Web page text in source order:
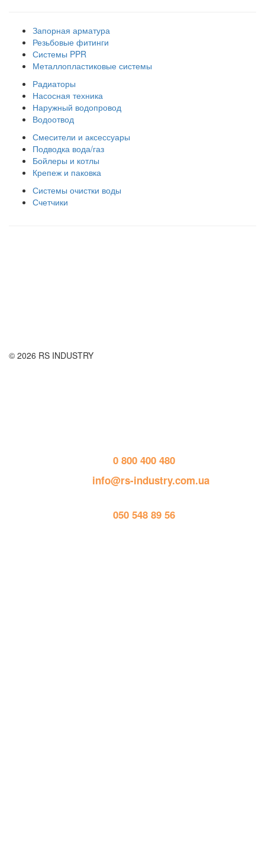
Запорная арматура
Резьбовые фитинги
Системы PPR
Металлопластиковые системы
Радиаторы
Насосная техника
Наружный водопровод
Водоотвод
Смесители и аксессуары
Подводка вода/газ
Бойлеры и котлы
Крепеж и паковка
Системы очистки воды
Счетчики
© 2026 RS INDUSTRY
0 800 400 480
info@rs-industry.com.ua
050 548 89 56